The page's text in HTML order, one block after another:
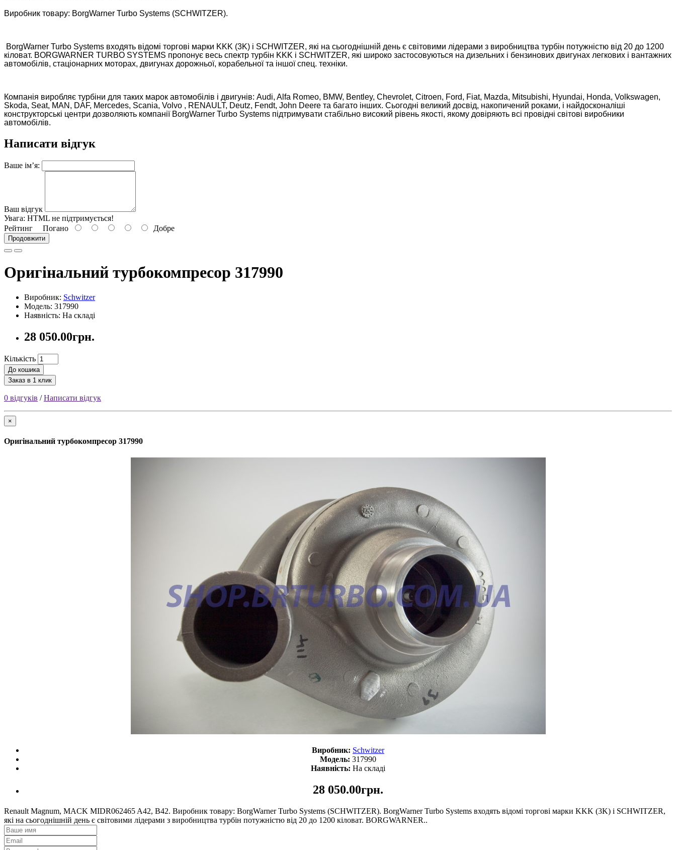
Виробник товару: BorgWarner Turbo Systems (SCHWITZER).
BorgWarner Turbo Systems входять відомі торгові марки KKK (3K) і SCHWITZER, які на сьогоднішній день є світовими лідерами з виробництва турбін потужністю від 20 до 1200
кіловат. BORGWARNER TURBO SYSTEMS пропонує весь спектр турбін KKK і SCHWITZER, які широко застосовуються на дизельних і бензинових двигунах легкових і вантажних
автомобілів, стаціонарних моторах, двигунах дорожньої, корабельної та іншої спец. техніки.
Компанія виробляє турбіни для таких марок автомобілів і двигунів: Audi, Alfa Romeo, BMW, Bentley, Chevrolet, Citroen, Ford, Fiat, Mazda, Mitsubishi, Hyundai, Honda, Volkswagen,
Skoda, Seat, MAN, DAF, Mercedes, Scania, Volvo , RENAULT, Deutz, Fendt, John Deere та багато інших. Сьогодні великий досвід, накопичений роками, і найдосконаліші
конструкторські центри дозволяють компанії BorgWarner Turbo Systems підтримувати стабільно високий рівень якості, якому довіряють всі провідні світові виробники
автомобілів.
Написати відгук
Ваше ім’я:
Ваш відгук
Увага: HTML не підтримується!
Рейтинг Погано Добре
Продовжити
Оригінальний турбокомпресор 317990
Виробник: Schwitzer
Модель: 317990
Наявність: На складі
28 050.00грн.
Кількість
До кошика
Заказ в 1 клик
0 відгуків /Написати відгук
×
Оригінальний турбокомпресор 317990
Виробник: Schwitzer
Модель: 317990
Наявність: На складі
28 050.00грн.
Renault Magnum, MACK MIDR062465 A42, B42. Виробник товару: BorgWarner Turbo Systems (SCHWITZER). BorgWarner Turbo Systems входять відомі торгові марки KKK (3K) і SCHWITZER,
які на сьогоднішній день є світовими лідерами з виробництва турбін потужністю від 20 до 1200 кіловат. BORGWARNER..